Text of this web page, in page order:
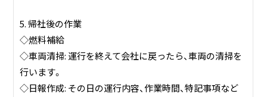
5. 帰社後の作業
◇燃料補給
◇車両清掃: 運行を終えて会社に戻ったら、車両の清掃を
行います。
◇日報作成: その日の運行内容、作業時間、特記事項など